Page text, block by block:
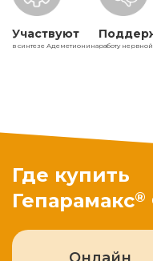
Участвуют
в синтезе Адеметионинаработу
Где купить
Гепарамакс®